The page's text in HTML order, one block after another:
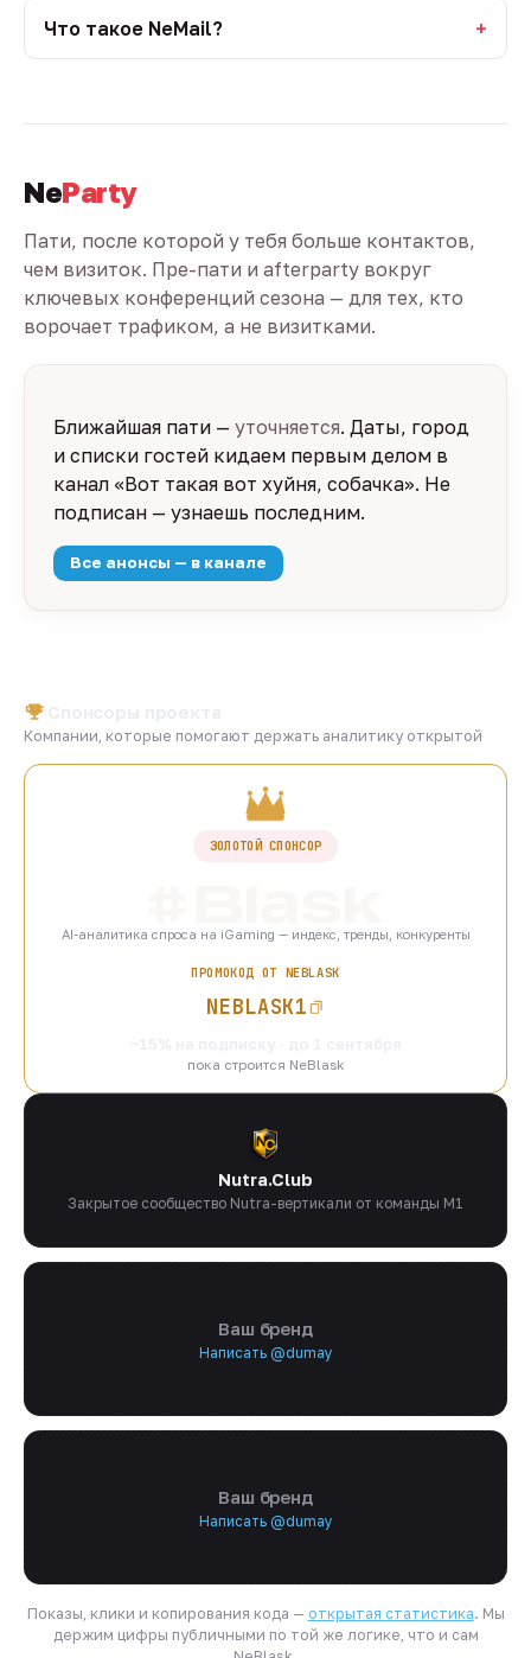
Что такое NeMail?
NeParty
Пати, после которой у тебя больше контактов,
чем визиток. Пре-пати и afterparty вокруг
ключевых конференций сезона — для тех, кто
ворочает трафиком, а не визитками.
Ближайшая пати — уточняется. Даты, город
и списки гостей кидаем первым делом в
канал «Вот такая вот хуйня, собачка». Не
подписан — узнаешь последним.
Все анонсы — в канале
Компании, которые помогают держать аналитику открытой
ЗОЛОТОЙ СПОНСОР
AI-аналитика спроса на iGaming — индекс, тренды, конкуренты
ПРОМОКОД ОТ NEBLASK
NEBLASK1
пока строится NeBlask
Nutra.Club
Закрытое сообщество Nutra-вертикали от команды M1
Ваш бренд
Написать @dumay
Ваш бренд
Написать @dumay
Показы, клики и копирования кода — открытая статистика. Мы
держим цифры публичными по той же логике, что и сам